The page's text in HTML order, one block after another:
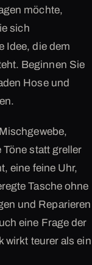
möchte,
sich
Idee, die dem
Beginnen Sie
Hose und
statt greller
eine feine Uhr,
Tasche ohne
und Reparieren
eine Frage der
wirkt teurer als ein